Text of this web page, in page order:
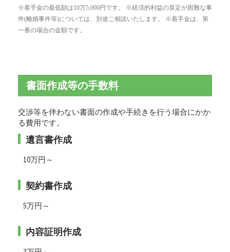
※着手金の最低額は10万5,000円です。 ※経済的利益の算定が困難な事
件(離婚事件等)については、別途ご相談いたします。 ※着手金は、第
一番の場合の金額です。
書面作成等の手数料
交渉等を伴わない書面の作成や手続きを行う場合にかか
る費用です。
遺言書作成
10万円～
契約書作成
5万円～
内容証明作成